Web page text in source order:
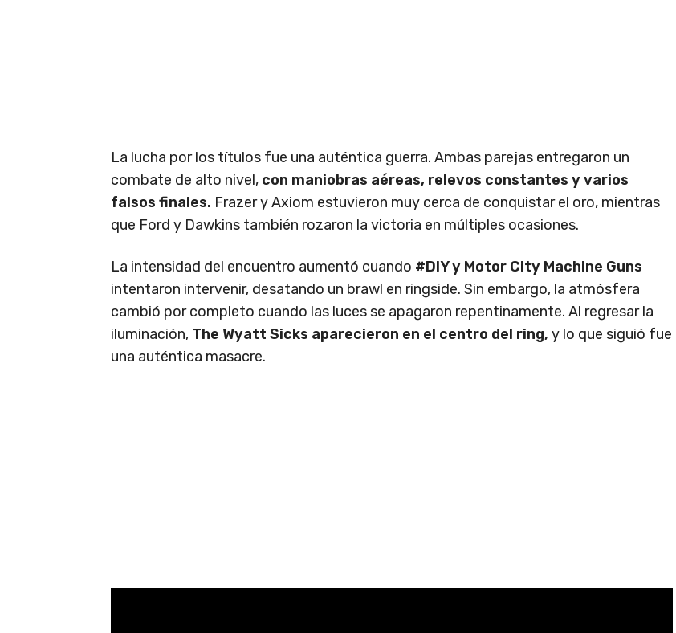
La lucha por los títulos fue una auténtica guerra. Ambas parejas entregaron un
combate de alto nivel, con maniobras aéreas, relevos constantes y varios
falsos finales. Frazer y Axiom estuvieron muy cerca de conquistar el oro, mientras
que Ford y Dawkins también rozaron la victoria en múltiples ocasiones.
La intensidad del encuentro aumentó cuando #DIY y Motor City Machine Guns
intentaron intervenir, desatando un brawl en ringside. Sin embargo, la atmósfera
cambió por completo cuando las luces se apagaron repentinamente. Al regresar la
iluminación, The Wyatt Sicks aparecieron en el centro del ring, y lo que siguió fue
una auténtica masacre.